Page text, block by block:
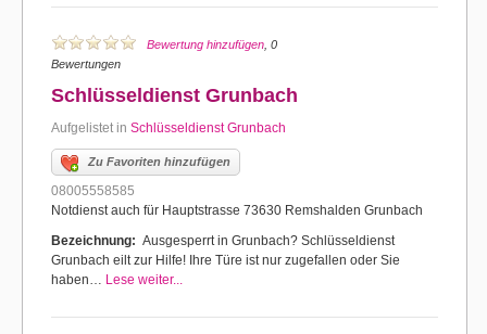
Bewertung hinzufügen , 0
Bewertungen
Schlüsseldienst Grunbach
Aufgelistet in Schlüsseldienst Grunbach
Zu Favoriten hinzufügen
08005558585
Notdienst auch für Hauptstrasse 73630 Remshalden Grunbach
Bezeichnung: Ausgesperrt in Grunbach? Schlüsseldienst
Grunbach eilt zur Hilfe! Ihre Türe ist nur zugefallen oder Sie
haben… Lese weiter...